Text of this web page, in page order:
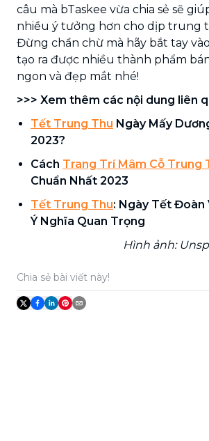
câu mà bTaskee vừa chia sẻ sẽ
nhiều ý tưởng hơn cho dịp trung
Đừng chần chừ mà hãy bắt tay
tạo ra được nhiều thành phẩm
ngon và đẹp mắt nhé!
>>> Xem thêm các nội dung liên
Tết Trung Thu Ngày Mấy
2023?
Cách Trang Trí Mâm Cỗ Trung
Chuẩn Nhất 2023
Tết Trung Thu: Ngày Tết Đoàn
Ý Nghĩa Quan Trọng
Hình ảnh:
Chia sẻ bài viết này!